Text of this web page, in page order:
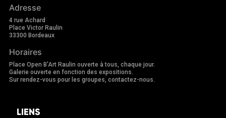
Adresse
4 rue Achard
Place Victor Raulin
33300 Bordeaux
Horaires
Place Open B'Art Raulin ouverte à tous, chaque jour.
Galerie ouverte en fonction des expositions.
Sur rendez-vous pour les groupes, contactez-nous.
LIENS